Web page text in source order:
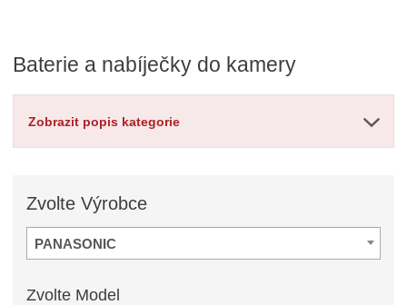
Baterie a nabíječky do kamery
Zobrazit popis kategorie
ZvolteVýrobce
PANASONIC
Zvolte Model